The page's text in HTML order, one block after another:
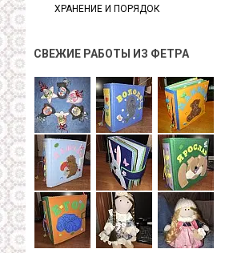
ХРАНЕНИЕ И ПОРЯДОК
СВЕЖИЕ РАБОТЫ ИЗ ФЕТРА